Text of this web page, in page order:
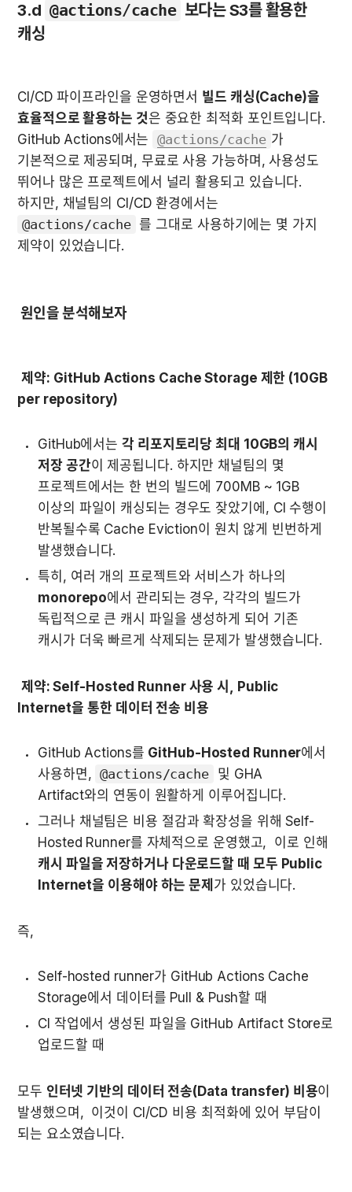
3.d @actions/cache 보다는 S3를 활용한
캐싱
CI/CD 파이프라인을 운영하면서 빌드 캐싱(Cache)을
효율적으로 활용하는 것은 중요한 최적화 포인트입니다.
GitHub Actions에서는
@actions/cache 가
기본적으로 제공되며, 무료로 사용 가능하며, 사용성도
뛰어나 많은 프로젝트에서 널리 활용되고 있습니다.
@actions/cache 를 그대로 사용하기에는 몇 가지
제약: GitHub Actions Cache Storage 제한 (10GB
GitHub에서는 각 리포지토리당 최대 10GB의 캐시
저장 공간이 제공됩니다. 하지만 채널팀의 몇
프로젝트에서는 한 번의 빌드에 700MB ~ 1GB
이상의 파일이 캐싱되는 경우도 잦았기에, CI 수행이
반복될수록 Cache Eviction이 원치 않게 빈번하게
발생했습니다.
monorepo에서 관리되는 경우, 각각의 빌드가
독립적으로 큰 캐시 파일을 생성하게 되어 기존
제약: Self-Hosted Runner 사용 시, Public
Internet을 통한 데이터 전송 비용
GitHub Actions를 GitHub-Hosted Runner에서
사용하면, @actions/cache
및 GHA
그러나 채널팀은 비용 절감과 확장성을 위해 Self-
캐시 파일을 저장하거나 다운로드할 때 모두 Public
Internet을 이용해야 하는 문제
Self-hosted runner가 GitHub Actions Cache
CI 작업에서 생성된 파일을 GitHub Artifact Store로
모두 인터넷 기반의 데이터 전송(Data transfer) 비용이
발생했으며,  이것이 CI/CD 비용 최적화에 있어 부담이